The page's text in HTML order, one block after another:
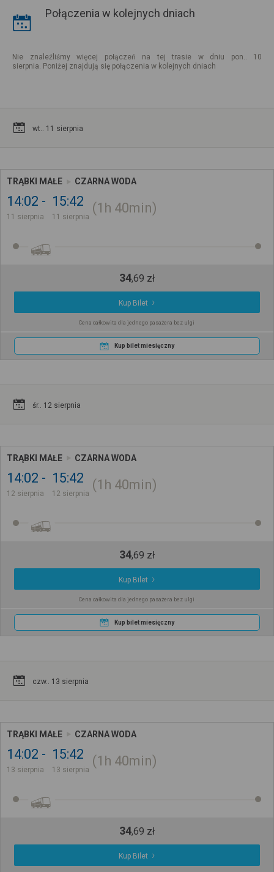
Połączenia w kolejnych dniach
Nie znaleźliśmy więcej połączeń na tej trasie w dniu pon.. 10
sierpnia. Poniżej znajdują się połączenia w kolejnych dniach
wt.. 11 sierpnia
TRĄBKI MAŁE CZARNA WODA
14:02
11 sierpnia
15:42
11 sierpnia
1h 40min
34,69 zł
Kup Bilet
Cena całkowita dla jednego pasażera bez ulgi
Kup bilet miesięczny
śr.. 12 sierpnia
TRĄBKI MAŁE CZARNA WODA
14:02
12 sierpnia
15:42
12 sierpnia
1h 40min
34,69 zł
Kup Bilet
Cena całkowita dla jednego pasażera bez ulgi
Kup bilet miesięczny
czw.. 13 sierpnia
TRĄBKI MAŁE CZARNA WODA
14:02
13 sierpnia
15:42
13 sierpnia
1h 40min
34,69 zł
Kup Bilet